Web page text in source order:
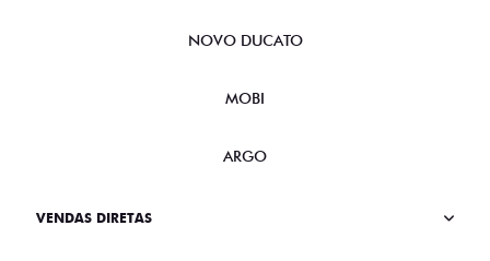
NOVO DUCATO
MOBI
ARGO
VENDAS DIRETAS